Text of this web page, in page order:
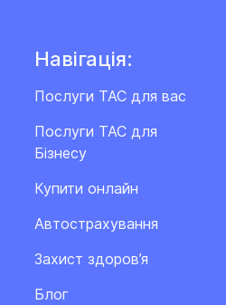
Навігація:
Послуги ТАС для вас
Послуги ТАС для
Бізнесу
Купити онлайн
Автострахування
Захист здоров’я
Блог